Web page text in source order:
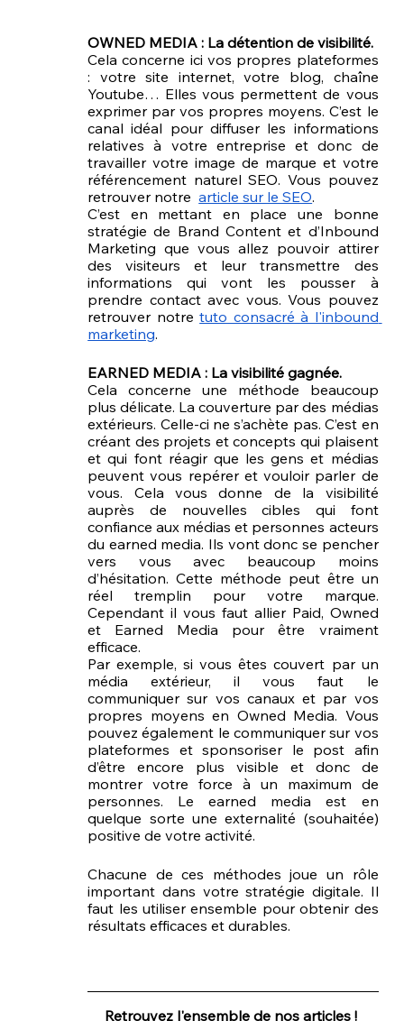
OWNED MEDIA : La détention de visibilité.
Cela concerne ici vos propres plateformes
: votre site internet, votre blog, chaîne
Youtube… Elles vous permettent de vous
exprimer par vos propres moyens. C’est le
canal idéal pour diffuser les informations
relatives à votre entreprise et donc de
travailler votre image de marque et votre
référencement naturel SEO. Vous pouvez
retrouver notre article sur le SEO.
C’est en mettant en place une bonne
stratégie de Brand Content et d’Inbound
Marketing que vous allez pouvoir attirer
des visiteurs et leur transmettre des
informations qui vont les pousser à
prendre contact avec vous. Vous pouvez
retrouver notre tuto consacré à l'inbound
marketing.
EARNED MEDIA : La visibilité gagnée.
Cela concerne une méthode beaucoup
plus délicate. La couverture par des médias
extérieurs. Celle-ci ne s’achète pas. C’est en
créant des projets et concepts qui plaisent
et qui font réagir que les gens et médias
peuvent vous repérer et vouloir parler de
vous. Cela vous donne de la visibilité
auprès de nouvelles cibles qui font
confiance aux médias et personnes acteurs
du earned media. Ils vont donc se pencher
vers vous avec beaucoup moins
d’hésitation. Cette méthode peut être un
réel tremplin pour votre marque.
Cependant il vous faut allier Paid, Owned
et Earned Media pour être vraiment
efficace.
Par exemple, si vous êtes couvert par un
média extérieur, il vous faut le
communiquer sur vos canaux et par vos
propres moyens en Owned Media. Vous
pouvez également le communiquer sur vos
plateformes et sponsoriser le post afin
d’être encore plus visible et donc de
montrer votre force à un maximum de
personnes. Le earned media est en
quelque sorte une externalité (souhaitée)
positive de votre activité.
Chacune de ces méthodes joue un rôle
important dans votre stratégie digitale. Il
faut les utiliser ensemble pour obtenir des
résultats efficaces et durables.
Retrouvez l'ensemble de nos articles !